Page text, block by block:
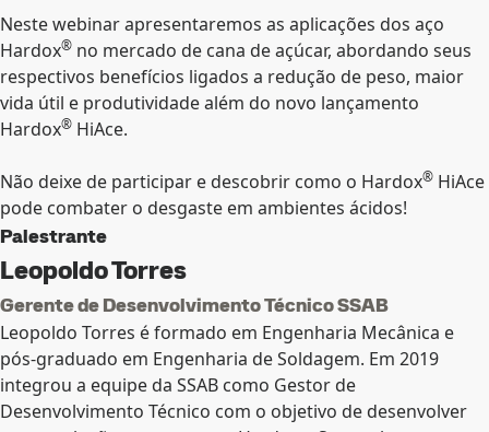
Neste webinar apresentaremos as aplicações dos aço
Hardox® no mercado de cana de açúcar, abordando seus
respectivos benefícios ligados a redução de peso, maior
vida útil e produtividade além do novo lançamento
Hardox® HiAce.
Não deixe de participar e descobrir como o Hardox® HiAce
pode combater o desgaste em ambientes ácidos!
Palestrante
Leopoldo Torres
Gerente de Desenvolvimento Técnico SSAB
Leopoldo Torres é formado em Engenharia Mecânica e
pós-graduado em Engenharia de Soldagem. Em 2019
integrou a equipe da SSAB como Gestor de
Desenvolvimento Técnico com o objetivo de desenvolver